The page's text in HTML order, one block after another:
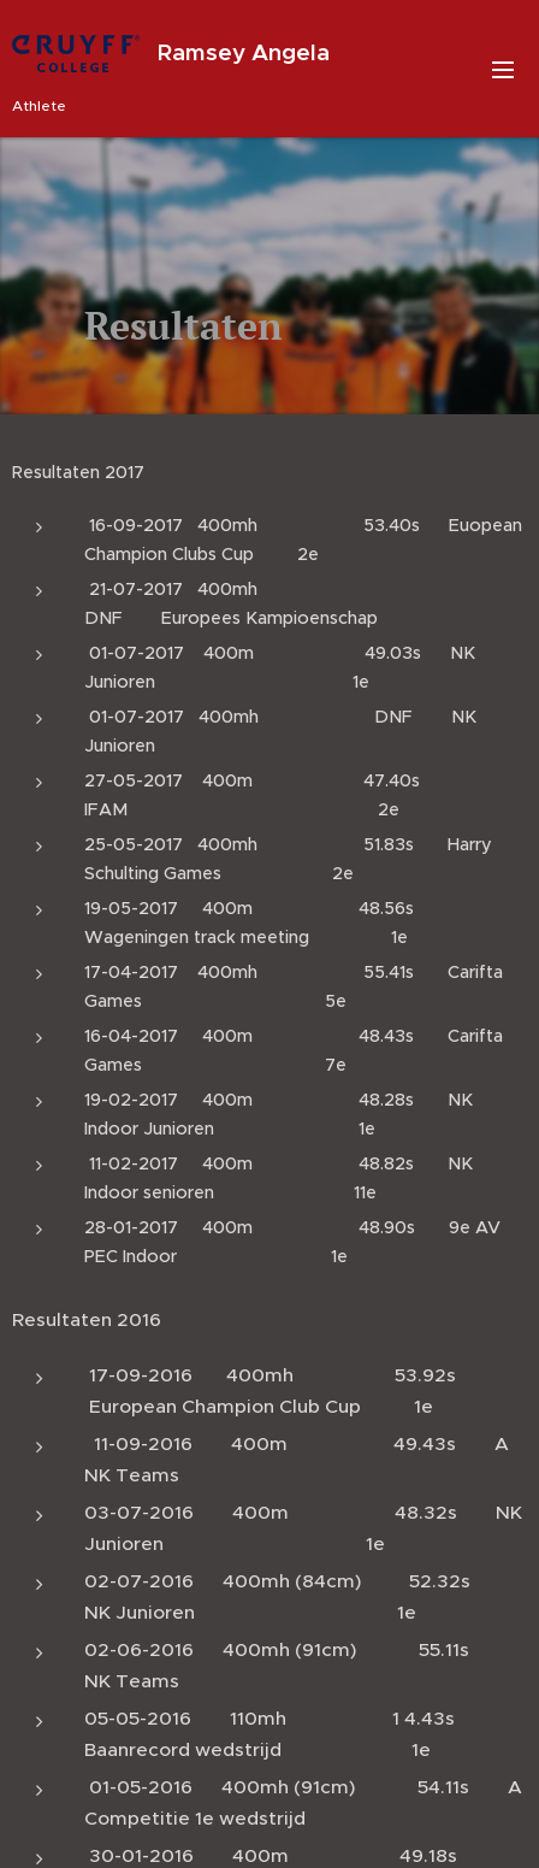
Ramsey Angela
Athlete
Resultaten
Resultaten 2017
16-09-2017 400mh 53.40s Euopean
Champion Clubs Cup 2e
21-07-2017 400mh
DNF Europees Kampioenschap
01-07-2017 400m 49.03s NK
Junioren 1e
01-07-2017 400mh DNF NK
Junioren
27-05-2017 400m 47.40s
IFAM 2e
25-05-2017 400mh 51.83s Harry
Schulting Games 2e
19-05-2017 400m 48.56s
Wageningen track meeting 1e
17-04-2017 400mh 55.41s Carifta
Games 5e
16-04-2017 400m 48.43s Carifta
Games 7e
19-02-2017 400m 48.28s NK
Indoor Junioren 1e
11-02-2017 400m 48.82s NK
Indoor senioren 11e
28-01-2017 400m 48.90s 9e AV
PEC Indoor 1e
Resultaten 2016
17-09-2016 400mh 53.92s
European Champion Club Cup 1e
11-09-2016 400m 49.43s A
NK Teams
03-07-2016 400m 48.32s NK
Junioren 1e
02-07-2016 400mh (84cm) 52.32s
NK Junioren 1e
02-06-2016 400mh (91cm) 55.11s
NK Teams
05-05-2016 110mh 1 4.43s
Baanrecord wedstrijd 1e
01-05-2016 400mh (91cm) 54.11s A
Competitie 1e wedstrijd
30-01-2016 400m 49.18s